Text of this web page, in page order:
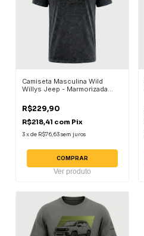
Camiseta Masculina Wild
Willys Jeep - Marmorizada
R$229,90
R$218,41 com Pix
3xde R$76,63sem juros
COMPRAR
Ver produto